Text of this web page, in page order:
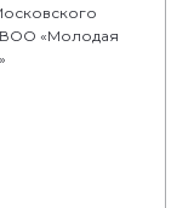
ВОО «Молодая